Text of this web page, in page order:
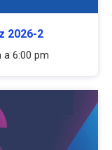
2026-2
a 6:00 pm